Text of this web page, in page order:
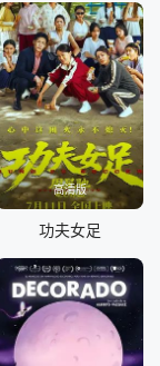
高清版
功夫女足